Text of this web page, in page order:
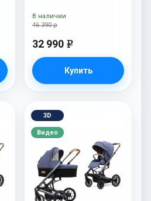
46 390 р
32 990 e
Купить
В наличии
3D
Видео